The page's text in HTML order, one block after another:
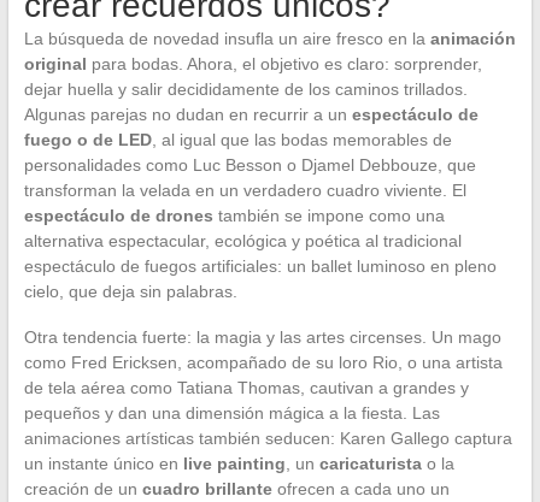
La búsqueda de novedad insufla un aire fresco en la animación
original para bodas. Ahora, el objetivo es claro: sorprender,
dejar huella y salir decididamente de los caminos trillados.
Algunas parejas no dudan en recurrir a un espectáculo de
fuego o de LED, al igual que las bodas memorables de
personalidades como Luc Besson o Djamel Debbouze, que
transforman la velada en un verdadero cuadro viviente. El
espectáculo de drones también se impone como una
alternativa espectacular, ecológica y poética al tradicional
espectáculo de fuegos artificiales: un ballet luminoso en pleno
cielo, que deja sin palabras.
Otra tendencia fuerte: la magia y las artes circenses. Un mago
como Fred Ericksen, acompañado de su loro Rio, o una artista
de tela aérea como Tatiana Thomas, cautivan a grandes y
pequeños y dan una dimensión mágica a la fiesta. Las
animaciones artísticas también seducen: Karen Gallego captura
un instante único en live painting , un caricaturistao la
creación de un cuadro brillanteofrecen a cada uno un